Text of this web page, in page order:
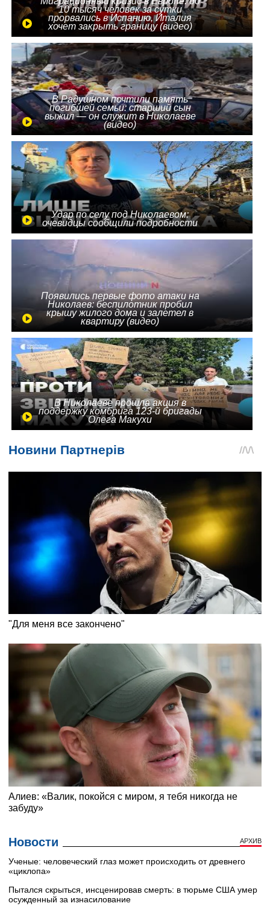
10 тысяч человек за сутки
прорвались в Испанию, Италия
хочет закрыть границу (видео)
В Радушном почтили память
погибшей семьи: старший сын
выжил — он служит в Николаеве
(видео)
Удар по селу под Николаевом:
очевидцы сообщили подробности
Появились первые фото атаки на
Николаев: беспилотник пробил
крышу жилого дома и залетел в
квартиру (видео)
В Николаеве прошла акция в
поддержку комбрига 123-й бригады
Олега Макухи
Новости АРХИВ
Ученые: человеческий глаз может происходить от древнего
«циклопа»
Пытался скрыться, инсценировав смерть: в тюрьме США умер
осужденный за изнасилование